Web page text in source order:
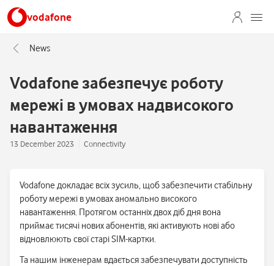
vodafone
News
Vodafone забезпечує роботу
мережі в умовах надвисокого
навантаження
13 December 2023 Connectivity
Vodafone докладає всіх зусиль, щоб забезпечити стабільну
роботу мережі в умовах аномально високого
навантаження. Протягом останніх двох діб дня вона
приймає тисячі нових абонентів, які активують нові або
відновлюють свої старі SIM-картки.
Та нашим інженерам вдається забезпечувати доступність